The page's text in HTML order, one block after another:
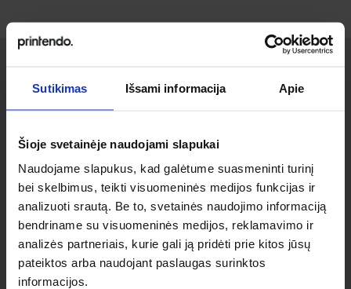
Sutikimas Išsami informacija Apie
Šioje svetainėje naudojami slapukai
Naudojame slapukus, kad galėtume suasmeninti turinį
bei skelbimus, teikti visuomeninės medijos funkcijas ir
analizuoti srautą. Be to, svetainės naudojimo informaciją
bendriname su visuomeninės medijos, reklamavimo ir
analizės partneriais, kurie gali ją pridėti prie kitos jūsų
pateiktos arba naudojant paslaugas surinktos
informacijos.
Ieškai
individualaus
sprendimo?
Susisiek su mumis dėl
nestandartinio produkto aptarimo.
Susisiekti